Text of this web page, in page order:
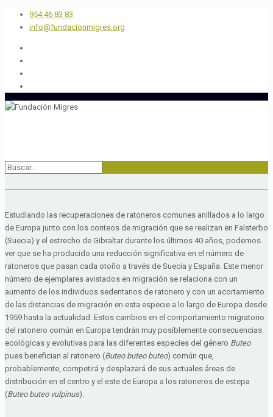
954 46 83 83
info@fundacionmigres.org
Estudiando las recuperaciones de ratoneros comunes anillados a lo largo
de Europa junto con los conteos de migración que se realizan en Falsterbo
(Suecia) y el estrecho de Gibraltar durante los últimos 40 años, podemos
ver que se ha producido una reducción significativa en el número de
ratoneros que pasan cada otoño a través de Suecia y España. Este menor
número de ejemplares avistados en migración se relaciona con un
aumento de los individuos sedentarios de ratonero y con un acortamiento
de las distancias de migración en esta especie a lo largo de Europa desde
1959 hasta la actualidad. Estos cambios en el comportamiento migratorio
del ratonero común en Europa tendrán muy posiblemente consecuencias
ecológicas y evolutivas para las diferentes especies del género Buteo
pues benefician al ratonero (Buteo buteo buteo) común que,
probablemente, competirá y desplazará de sus actuales áreas de
distribución en el centro y el este de Europa a los ratoneros de estepa
(Buteo buteo vulpinus).